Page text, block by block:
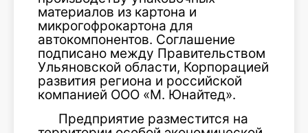
материалов из картона и
микрогофрокартона для
автокомпонентов. Соглашение
подписано между Правительством
Ульяновской области, Корпорацией
развития региона и российской
компанией ООО «М. Юнайтед».
Предприятие разместится на